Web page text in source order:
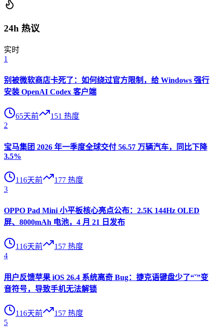
24h 热议
实时
1
别被微软商店卡死了：如何绕过官方限制，给 Windows 强行
安装 OpenAI Codex 客户端
65天前 151 热度
2
宝马集团 2026 年一季度全球交付 56.57 万辆汽车，同比下降
3.5%
116天前 177 热度
3
OPPO Pad Mini 小平板核心亮点公布：2.5K 144Hz OLED
屏、8000mAh 电池，4 月 21 日发布
116天前 157 热度
4
用户反馈苹果 iOS 26.4 系统离奇 Bug：捷克语键盘少了“ˇ”变
音符号，导致手机无法解锁
116天前 157 热度
5